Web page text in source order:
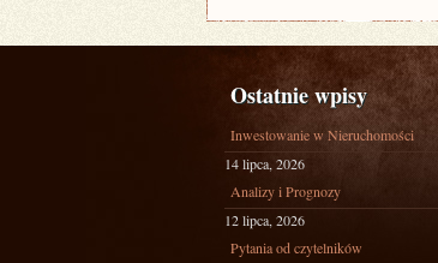
Ostatnie wpisy
Inwestowanie w Nieruchomości
14 lipca, 2026
Analizy i Prognozy
12 lipca, 2026
Pytania od czytelników